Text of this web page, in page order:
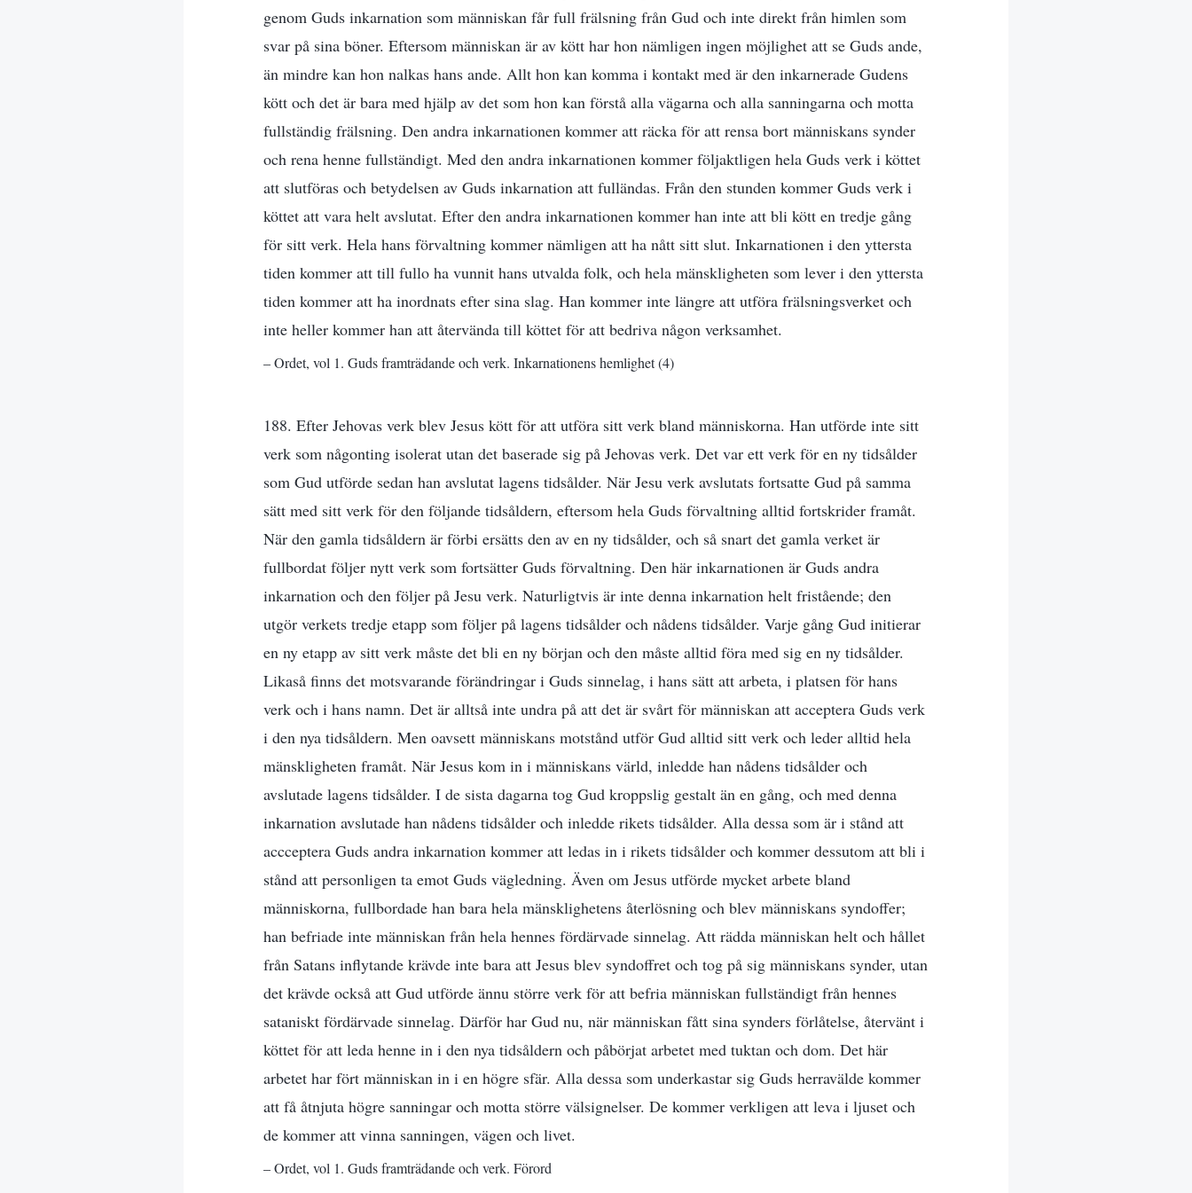
genom Guds inkarnation som människan får full frälsning från Gud och inte direkt från himlen som
svar på sina böner. Eftersom människan är av kött har hon nämligen ingen möjlighet att se Guds ande,
än mindre kan hon nalkas hans ande. Allt hon kan komma i kontakt med är den inkarnerade Gudens
kött och det är bara med hjälp av det som hon kan förstå alla vägarna och alla sanningarna och motta
fullständig frälsning. Den andra inkarnationen kommer att räcka för att rensa bort människans synder
och rena henne fullständigt. Med den andra inkarnationen kommer följaktligen hela Guds verk i köttet
att slutföras och betydelsen av Guds inkarnation att fulländas. Från den stunden kommer Guds verk i
köttet att vara helt avslutat. Efter den andra inkarnationen kommer han inte att bli kött en tredje gång
för sitt verk. Hela hans förvaltning kommer nämligen att ha nått sitt slut. Inkarnationen i den yttersta
tiden kommer att till fullo ha vunnit hans utvalda folk, och hela mänskligheten som lever i den yttersta
tiden kommer att ha inordnats efter sina slag. Han kommer inte längre att utföra frälsningsverket och
inte heller kommer han att återvända till köttet för att bedriva någon verksamhet.
– Ordet, vol 1. Guds framträdande och verk. Inkarnationens hemlighet (4)
188. Efter Jehovas verk blev Jesus kött för att utföra sitt verk bland människorna. Han utförde inte sitt
verk som någonting isolerat utan det baserade sig på Jehovas verk. Det var ett verk för en ny tidsålder
som Gud utförde sedan han avslutat lagens tidsålder. När Jesu verk avslutats fortsatte Gud på samma
sätt med sitt verk för den följande tidsåldern, eftersom hela Guds förvaltning alltid fortskrider framåt.
När den gamla tidsåldern är förbi ersätts den av en ny tidsålder, och så snart det gamla verket är
fullbordat följer nytt verk som fortsätter Guds förvaltning. Den här inkarnationen är Guds andra
inkarnation och den följer på Jesu verk. Naturligtvis är inte denna inkarnation helt fristående; den
utgör verkets tredje etapp som följer på lagens tidsålder och nådens tidsålder. Varje gång Gud initierar
en ny etapp av sitt verk måste det bli en ny början och den måste alltid föra med sig en ny tidsålder.
Likaså finns det motsvarande förändringar i Guds sinnelag, i hans sätt att arbeta, i platsen för hans
verk och i hans namn. Det är alltså inte undra på att det är svårt för människan att acceptera Guds verk
i den nya tidsåldern. Men oavsett människans motstånd utför Gud alltid sitt verk och leder alltid hela
mänskligheten framåt. När Jesus kom in i människans värld, inledde han nådens tidsålder och
avslutade lagens tidsålder. I de sista dagarna tog Gud kroppslig gestalt än en gång, och med denna
inkarnation avslutade han nådens tidsålder och inledde rikets tidsålder. Alla dessa som är i stånd att
accceptera Guds andra inkarnation kommer att ledas in i rikets tidsålder och kommer dessutom att bli i
stånd att personligen ta emot Guds vägledning. Även om Jesus utförde mycket arbete bland
människorna, fullbordade han bara hela mänsklighetens återlösning och blev människans syndoffer;
han befriade inte människan från hela hennes fördärvade sinnelag. Att rädda människan helt och hållet
från Satans inflytande krävde inte bara att Jesus blev syndoffret och tog på sig människans synder, utan
det krävde också att Gud utförde ännu större verk för att befria människan fullständigt från hennes
sataniskt fördärvade sinnelag. Därför har Gud nu, när människan fått sina synders förlåtelse, återvänt i
köttet för att leda henne in i den nya tidsåldern och påbörjat arbetet med tuktan och dom. Det här
arbetet har fört människan in i en högre sfär. Alla dessa som underkastar sig Guds herravälde kommer
att få åtnjuta högre sanningar och motta större välsignelser. De kommer verkligen att leva i ljuset och
de kommer att vinna sanningen, vägen och livet.
– Ordet, vol 1. Guds framträdande och verk. Förord